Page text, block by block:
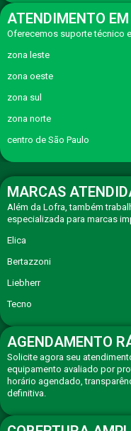
ATENDIMENTO
Oferecemos suporte técnico
zona leste
zona oeste
zona sul
zona norte
centro de São Paulo
MARCAS
Além da Lofra, também
especializada para marcas
Elica
Bertazzoni
Liebherr
Tecno
AGENDAMENTO
Solicite agora seu
equipamento avaliado por
horário agendado,
definitiva.